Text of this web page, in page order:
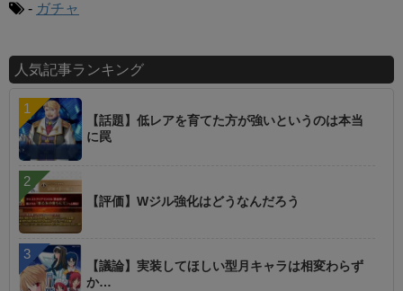
- ガチャ
人気記事ランキング
【話題】低レアを育てた方が強いというのは本当
に罠
【評価】Wジル強化はどうなんだろう
【議論】実装してほしい型月キャラは相変わらず
か…